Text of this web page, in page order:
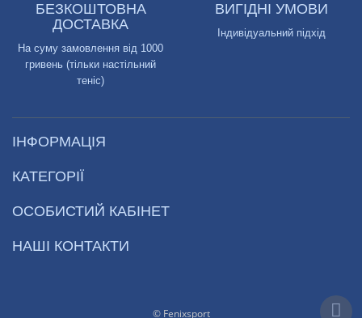
БЕЗКОШТОВНА
ДОСТАВКА
На суму замовлення від 1000
гривень (тільки настільний
теніс)
ВИГІДНІ УМОВИ
Індивідуальний підхід
ІНФОРМАЦІЯ
КАТЕГОРІЇ
ОСОБИСТИЙ КАБІНЕТ
НАШІ КОНТАКТИ
© Fenixsport